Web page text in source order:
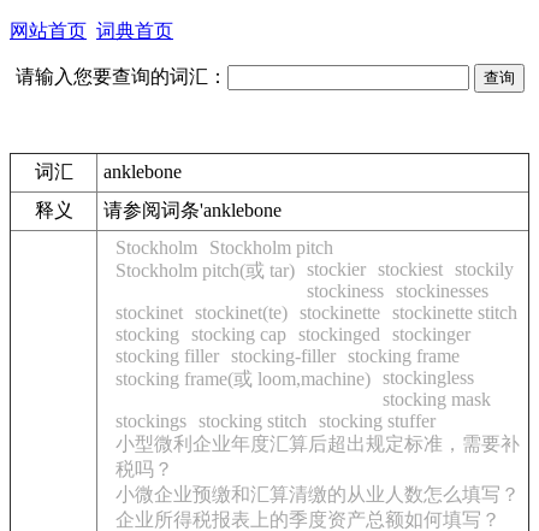
网站首页 词典首页
请输入您要查询的词汇：
词汇
anklebone
释义
请参阅词条'anklebone
Stockholm
Stockholm pitch
Stockholm pitch(或 tar) stockier stockiest stockily
stockiness stockinesses
stockinet stockinet(te) stockinette stockinette stitch
stocking
stocking cap stockinged
stockinger
stocking filler stocking-filler stocking frame
stocking frame(或 loom,machine) stockingless
stocking mask
stockings stocking stitch
stocking stuffer
小型微利企业年度汇算后超出规定标准，需要补
税吗？
小微企业预缴和汇算清缴的从业人数怎么填写？
企业所得税报表上的季度资产总额如何填写？